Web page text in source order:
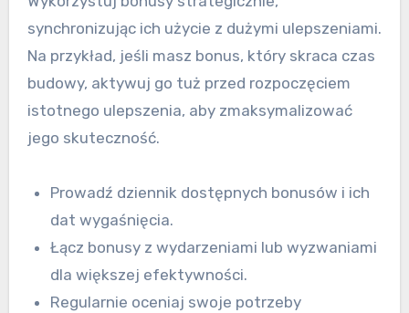
synchronizując ich użycie z dużymi ulepszeniami.
Na przykład, jeśli masz bonus, który skraca czas
budowy, aktywuj go tuż przed rozpoczęciem
istotnego ulepszenia, aby zmaksymalizować
jego skuteczność.
Prowadź dziennik dostępnych bonusów i ich
dat wygaśnięcia.
Łącz bonusy z wydarzeniami lub wyzwaniami
dla większej efektywności.
Regularnie oceniaj swoje potrzeby